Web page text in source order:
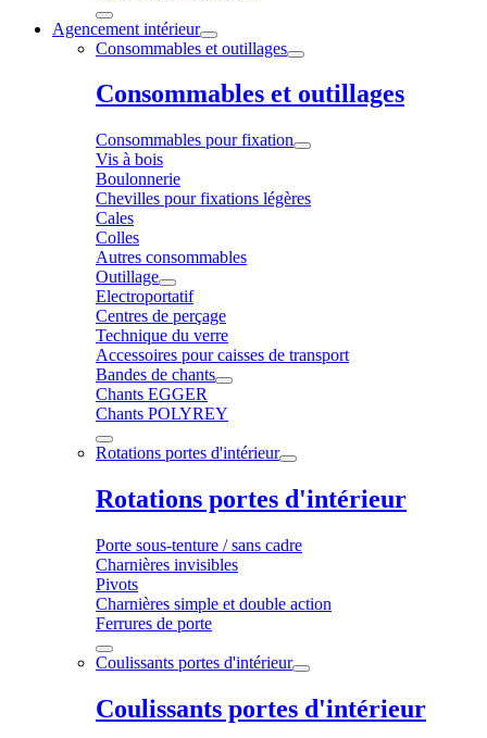
Agencement intérieur
Consommables et outillages
Consommables et outillages
Consommables pour fixation
Vis à bois
Boulonnerie
Chevilles pour fixations légères
Cales
Colles
Autres consommables
Outillage
Electroportatif
Centres de perçage
Technique du verre
Accessoires pour caisses de transport
Bandes de chants
Chants EGGER
Chants POLYREY
Rotations portes d'intérieur
Rotations portes d'intérieur
Porte sous-tenture / sans cadre
Charnières invisibles
Pivots
Charnières simple et double action
Ferrures de porte
Coulissants portes d'intérieur
Coulissants portes d'intérieur